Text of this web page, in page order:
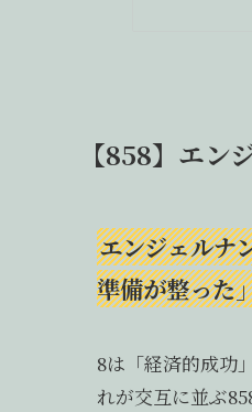
【858】エン
エンジェルナ
準備が整った
8は「経済的成功
れが交互に並ぶ